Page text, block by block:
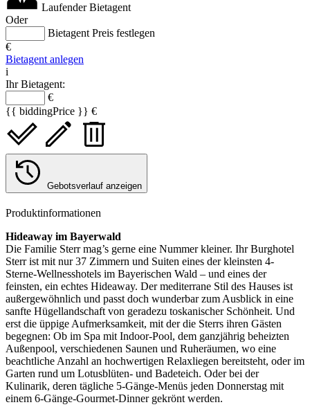
Laufender Bietagent
Oder
Bietagent Preis festlegen
€
Bietagent anlegen
i
Ihr Bietagent:
€
{{ biddingPrice }} €
Gebotsverlauf anzeigen
Produktinformationen
Hideaway im Bayerwald
Die Familie Sterr mag’s gerne eine Nummer kleiner. Ihr Burghotel
Sterr ist mit nur 37 Zimmern und Suiten eines der kleinsten 4-
Sterne-Wellnesshotels im Bayerischen Wald – und eines der
feinsten, ein echtes Hideaway. Der mediterrane Stil des Hauses ist
außergewöhnlich und passt doch wunderbar zum Ausblick in eine
sanfte Hügellandschaft von geradezu toskanischer Schönheit. Und
erst die üppige Aufmerksamkeit, mit der die Sterrs ihren Gästen
begegnen: Ob im Spa mit Indoor-Pool, dem ganzjährig beheizten
Außenpool, verschiedenen Saunen und Ruheräumen, wo eine
beachtliche Anzahl an hochwertigen Relaxliegen bereitsteht, oder im
Garten rund um Lotusblüten- und Badeteich. Oder bei der
Kulinarik, deren tägliche 5-Gänge-Menüs jeden Donnerstag mit
einem 6-Gänge-Gourmet-Dinner gekrönt werden.